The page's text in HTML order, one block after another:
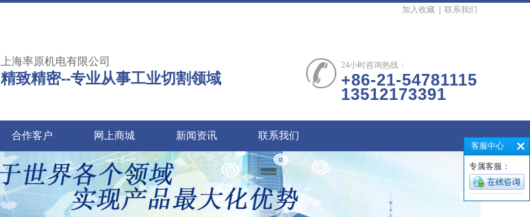
加入收藏 联系我们
上海率原机电有限公司
精致精密--专业从事工业切割领域
24小时咨询热线：
+86-21-54781115
13512173391
合作客户 网上商城 新闻资讯 联系我们
客服中心
专属客服：